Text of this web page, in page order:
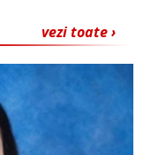
vezi toate ›